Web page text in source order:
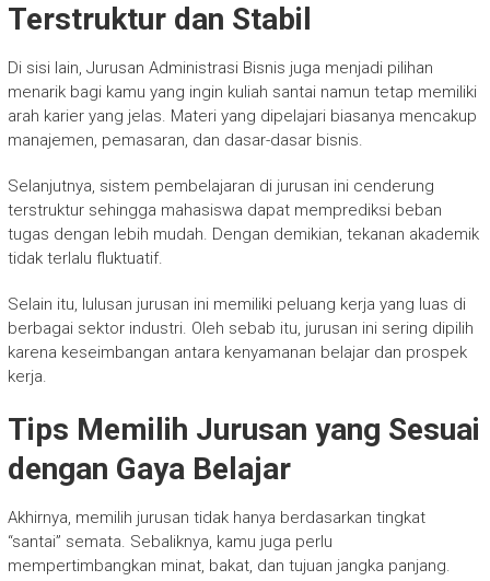
Terstruktur dan Stabil
Di sisi lain, Jurusan Administrasi Bisnis juga menjadi pilihan
menarik bagi kamu yang ingin kuliah santai namun tetap memiliki
arah karier yang jelas. Materi yang dipelajari biasanya mencakup
manajemen, pemasaran, dan dasar-dasar bisnis.
Selanjutnya, sistem pembelajaran di jurusan ini cenderung
terstruktur sehingga mahasiswa dapat memprediksi beban
tugas dengan lebih mudah. Dengan demikian, tekanan akademik
tidak terlalu fluktuatif.
Selain itu, lulusan jurusan ini memiliki peluang kerja yang luas di
berbagai sektor industri. Oleh sebab itu, jurusan ini sering dipilih
karena keseimbangan antara kenyamanan belajar dan prospek
kerja.
Tips Memilih Jurusan yang Sesuai
dengan Gaya Belajar
Akhirnya, memilih jurusan tidak hanya berdasarkan tingkat
“santai” semata. Sebaliknya, kamu juga perlu
mempertimbangkan minat, bakat, dan tujuan jangka panjang.